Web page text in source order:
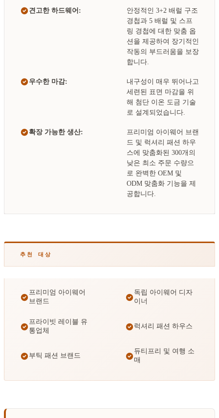
견고한 하드웨어:
안정적인 3+2 배럴 구조
경첩과 5 배럴 및 스프
링 경첩에 대한 맞춤 옵
션을 제공하여 장기적인
작동의 부드러움을 보장
합니다.
우수한 마감:
내구성이 매우 뛰어나고
세련된 표면 마감을 위
해 첨단 이온 도금 기술
로 설계되었습니다.
확장 가능한 생산:
프리미엄 아이웨어 브랜
드 및 럭셔리 패션 하우
스에 맞춤화된 300개의
낮은 최소 주문 수량으
로 완벽한 OEM 및
ODM 맞춤화 기능을 제
공합니다.
추천 대상
프리미엄 아이웨어
브랜드
독립 아이웨어 디자
이너
프라이빗 레이블 유
통업체
럭셔리 패션 하우스
부틱 패션 브랜드
듀티프리 및 여행 소
매